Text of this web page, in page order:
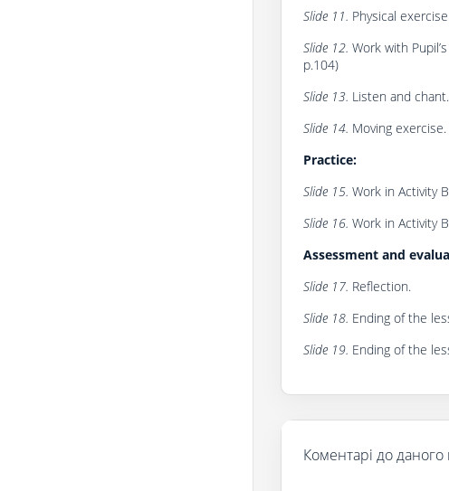
Slide 11. Physical
Slide 12. Work with
p.104)
Slide 13. Listen and
Slide 14. Moving exercise.
Practice:
Slide 15. Work in Activity
Slide 16. Work in Activity
Assessment and
Slide 17. Reflection.
Slide 18. Ending of the
Slide 19. Ending of the
Коментарі до даного